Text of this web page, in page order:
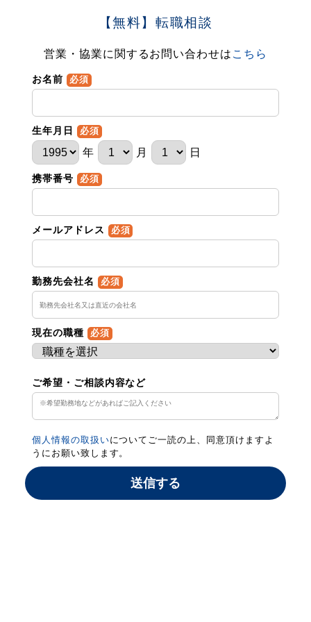
【無料】転職相談
営業・協業に関するお問い合わせは こちら
お名前 必須
生年月日 必須
年 月 日
携帯番号 必須
メールアドレス 必須
勤務先会社名 必須
現在の職種 必須
ご希望・ご相談内容など
個人情報の取扱いについてご一読の上、同意頂けますよ
うにお願い致します。